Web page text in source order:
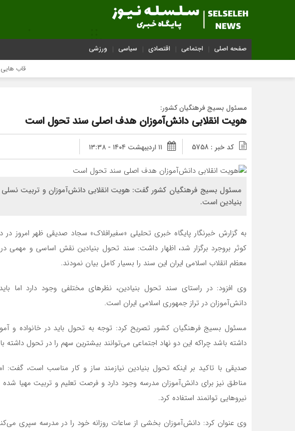
صفحه اصلی اجتماعی اقتصادی سیاسی ورزشی
قاب هایی
مسئول بسیج فرهنگیان کشور:
هویت انقلابی دانش‌آموزان هدف اصلی سند تحول است
کد خبر : 5758 ۱۱ اردیبهشت ۱۴۰۴ - ۱۳:۳۸
مسئول بسیج فرهنگیان کشور گفت: هویت انقلابی دانش‌آموزان و تربیت نسلی
بنیادین است.
به گزارش خبرنگار پایگاه خبری تحلیلی «سفیرافلاک» سجاد صدیقی ظهر امروز
کوثر بروجرد برگزار شد، اظهار داشت: سند تحول بنیادین نقش اساسی و مهمی
معظم انقلاب اسلامی ایران این سند را بسیار کامل بیان نمودند.
وی افزود: در راستای سند تحول بنیادین، نظرهای مختلفی وجود دارد اما
دانش‌آموزان در تراز جمهوری اسلامی ایران است.
مسئول بسیج فرهنگیان کشور تصریح کرد: توجه به تحول باید در خانواده و
داشته باشد چراکه این دو نهاد اجتماعی می‌توانند بیشترین سهم را در تحول داشته
صدیقی با تاکید بر اینکه تحول بنیادین نیازمند ساز و کار مناسب است، گفت:
مناطق نیز برای دانش‌آموزان مدرسه وجود دارد و فرصت تعلیم و تربیت مهیا شده
نیروهایی توانمند استفاده کرد.
وی عنوان کرد: دانش‌آموزان بخشی از ساعات روزانه خود را در مدرسه سپری